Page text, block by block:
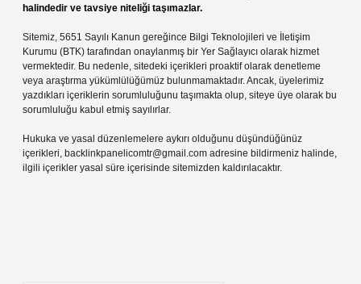
halindedir ve tavsiye niteliği taşımazlar.
Sitemiz, 5651 Sayılı Kanun gereğince Bilgi Teknolojileri ve İletişim
Kurumu (BTK) tarafından onaylanmış bir Yer Sağlayıcı olarak hizmet
vermektedir. Bu nedenle, sitedeki içerikleri proaktif olarak denetleme
veya araştırma yükümlülüğümüz bulunmamaktadır. Ancak, üyelerimiz
yazdıkları içeriklerin sorumluluğunu taşımakta olup, siteye üye olarak bu
sorumluluğu kabul etmiş sayılırlar.
Hukuka ve yasal düzenlemelere aykırı olduğunu düşündüğünüz
içerikleri, backlinkpanelicomtr@gmail.com adresine bildirmeniz halinde,
ilgili içerikler yasal süre içerisinde sitemizden kaldırılacaktır.